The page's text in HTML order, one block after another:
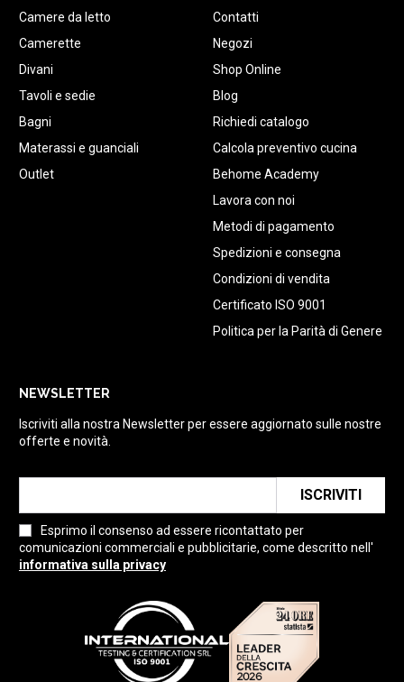
Camere da letto
Camerette
Divani
Tavoli e sedie
Bagni
Materassi e guanciali
Outlet
Contatti
Negozi
Shop Online
Blog
Richiedi catalogo
Calcola preventivo cucina
Behome Academy
Lavora con noi
Metodi di pagamento
Spedizioni e consegna
Condizioni di vendita
Certificato ISO 9001
Politica per la Parità di Genere
NEWSLETTER
Iscriviti alla nostra Newsletter per essere aggiornato sulle nostre
offerte e novità.
ISCRIVITI
Esprimo il consenso ad essere ricontattato per
comunicazioni commerciali e pubblicitarie, come descritto nell'
informativa sulla privacy